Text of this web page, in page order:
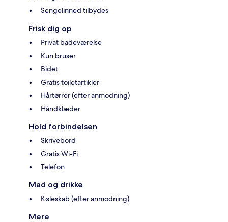
Sengelinned tilbydes
Frisk dig op
Privat badeværelse
Kun bruser
Bidet
Gratis toiletartikler
Hårtørrer (efter anmodning)
Håndklæder
Hold forbindelsen
Skrivebord
Gratis Wi-Fi
Telefon
Mad og drikke
Køleskab (efter anmodning)
Mere